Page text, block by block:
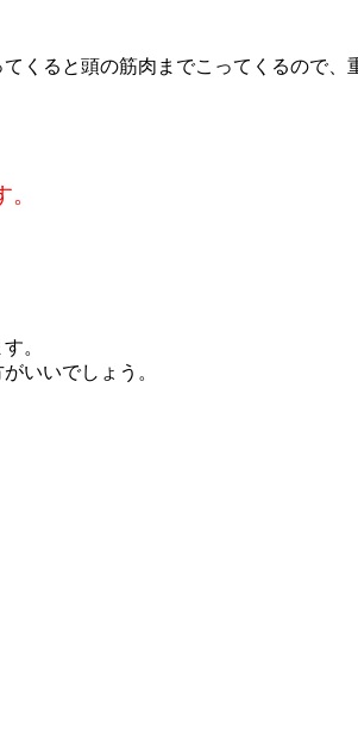
てくると頭の筋肉までこってくるので、
。
いいでしょう。